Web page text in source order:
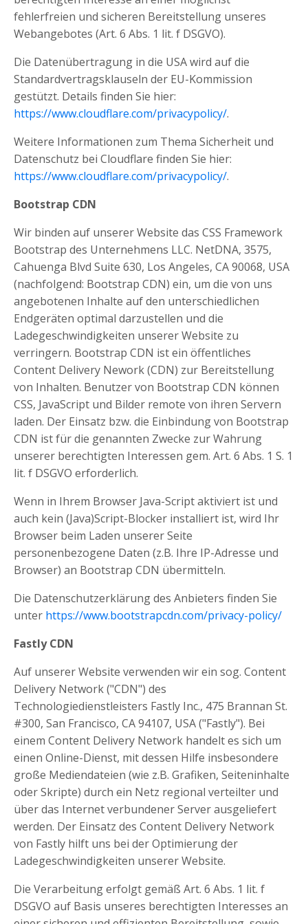
fehlerfreien und sicheren Bereitstellung unseres
Webangebotes (Art. 6 Abs. 1 lit. f DSGVO).
Die Datenübertragung in die USA wird auf die
Standardvertragsklauseln der EU-Kommission
gestützt. Details finden Sie hier:
https://www.cloudflare.com/privacypolicy/.
Weitere Informationen zum Thema Sicherheit und
Datenschutz bei Cloudflare finden Sie hier:
https://www.cloudflare.com/privacypolicy/.
Bootstrap CDN
Wir binden auf unserer Website das CSS Framework
Bootstrap des Unternehmens LLC. NetDNA, 3575,
Cahuenga Blvd Suite 630, Los Angeles, CA 90068, USA
(nachfolgend: Bootstrap CDN) ein, um die von uns
angebotenen Inhalte auf den unterschiedlichen
Endgeräten optimal darzustellen und die
Ladegeschwindigkeiten unserer Website zu
verringern. Bootstrap CDN ist ein öffentliches
Content Delivery Nework (CDN) zur Bereitstellung
von Inhalten. Benutzer von Bootstrap CDN können
CSS, JavaScript und Bilder remote von ihren Servern
laden. Der Einsatz bzw. die Einbindung von Bootstrap
CDN ist für die genannten Zwecke zur Wahrung
unserer berechtigten Interessen gem. Art. 6 Abs. 1 S. 1
lit. f DSGVO erforderlich.
Wenn in Ihrem Browser Java-Script aktiviert ist und
auch kein (Java)Script-Blocker installiert ist, wird Ihr
Browser beim Laden unserer Seite
personenbezogene Daten (z.B. Ihre IP-Adresse und
Browser) an Bootstrap CDN übermitteln.
Die Datenschutzerklärung des Anbieters finden Sie
unter https://www.bootstrapcdn.com/privacy-policy/
Fastly CDN
Auf unserer Website verwenden wir ein sog. Content
Delivery Network ("CDN") des
Technologiedienstleisters Fastly Inc., 475 Brannan St.
#300, San Francisco, CA 94107, USA ("Fastly"). Bei
einem Content Delivery Network handelt es sich um
einen Online-Dienst, mit dessen Hilfe insbesondere
große Mediendateien (wie z.B. Grafiken, Seiteninhalte
oder Skripte) durch ein Netz regional verteilter und
über das Internet verbundener Server ausgeliefert
werden. Der Einsatz des Content Delivery Network
von Fastly hilft uns bei der Optimierung der
Ladegeschwindigkeiten unserer Website.
Die Verarbeitung erfolgt gemäß Art. 6 Abs. 1 lit. f
DSGVO auf Basis unseres berechtigten Interesses an